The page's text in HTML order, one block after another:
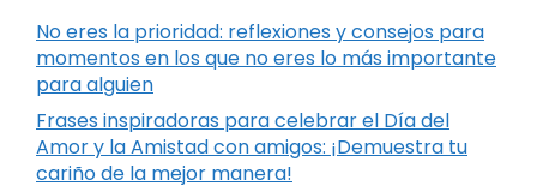
No eres la prioridad: reflexiones y consejos para
momentos en los que no eres lo más importante
para alguien
Frases inspiradoras para celebrar el Día del
Amor y la Amistad con amigos: ¡Demuestra tu
cariño de la mejor manera!